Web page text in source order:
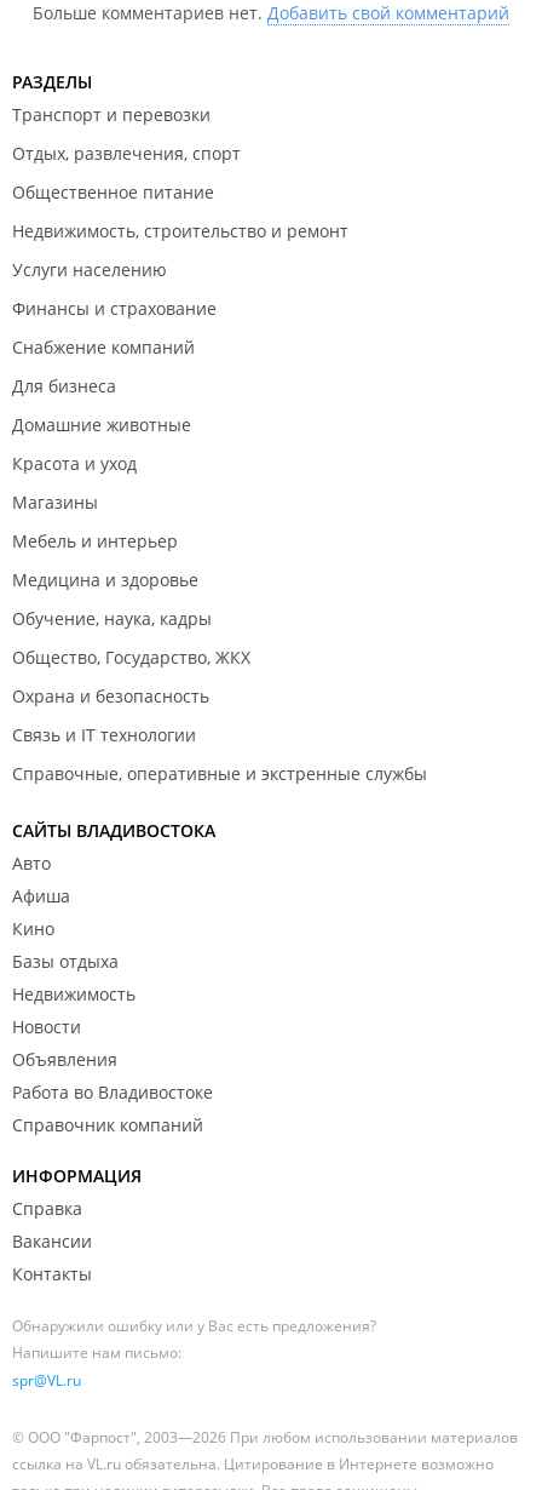
Больше комментариев нет. Добавить свой комментарий
РАЗДЕЛЫ
Транспорт и перевозки
Отдых, развлечения, спорт
Общественное питание
Недвижимость, строительство и ремонт
Услуги населению
Финансы и страхование
Снабжение компаний
Для бизнеса
Домашние животные
Красота и уход
Магазины
Мебель и интерьер
Медицина и здоровье
Обучение, наука, кадры
Общество, Государство, ЖКХ
Охрана и безопасность
Связь и IT технологии
Справочные, оперативные и экстренные службы
САЙТЫ ВЛАДИВОСТОКА
Авто
Афиша
Кино
Базы отдыха
Недвижимость
Новости
Объявления
Работа во Владивостоке
Справочник компаний
ИНФОРМАЦИЯ
Справка
Вакансии
Контакты
Обнаружили ошибку или у Вас есть предложения?
Напишите нам письмо:
spr@VL.ru
© ООО "Фарпост", 2003—2026 При любом использовании материалов
ссылка на VL.ru обязательна. Цитирование в Интернете возможно